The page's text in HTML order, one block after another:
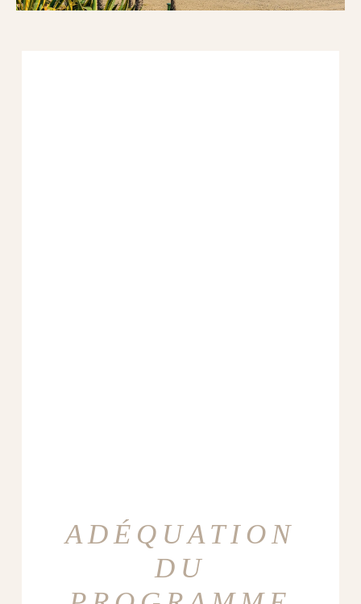
ADÉQUATION
DU